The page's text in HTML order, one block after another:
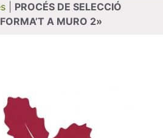
| PROCÉS DE SELECCIÓ
A MURO 2»